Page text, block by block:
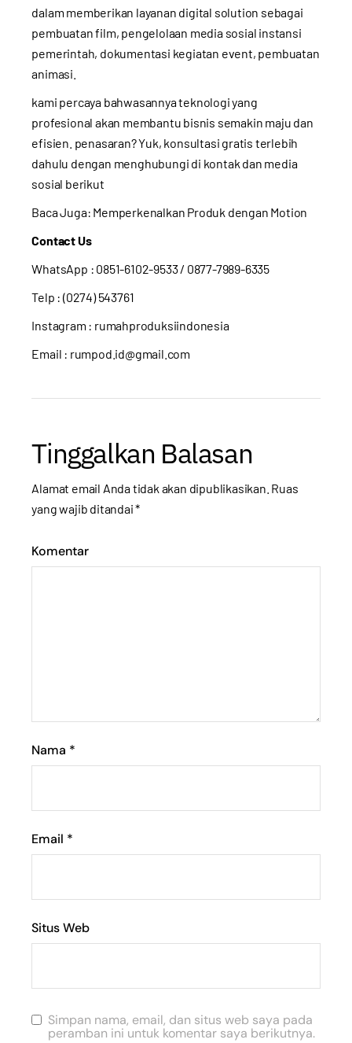
dalam memberikan layanan digital solution sebagai
pembuatan film, pengelolaan media sosial instansi
pemerintah, dokumentasi kegiatan event, pembuatan
animasi.
kami percaya bahwasannya teknologi yang
profesional akan membantu bisnis semakin maju dan
efisien. penasaran? Yuk, konsultasi gratis terlebih
dahulu dengan menghubungi di kontak dan media
sosial berikut
Baca Juga: Memperkenalkan Produk dengan Motion
Contact Us
WhatsApp : 0851-6102-9533/ 0877-7989-6335
Telp : (0274) 543761
Instagram : rumahproduksiindonesia
Email : rumpod.id@gmail.com
Tinggalkan Balasan
Alamat email Anda tidak akan dipublikasikan. Ruas
yang wajib ditandai*
Komentar
Nama *
Email *
Situs Web
Simpan nama, email, dan situs web saya pada
peramban ini untuk komentar saya berikutnya.